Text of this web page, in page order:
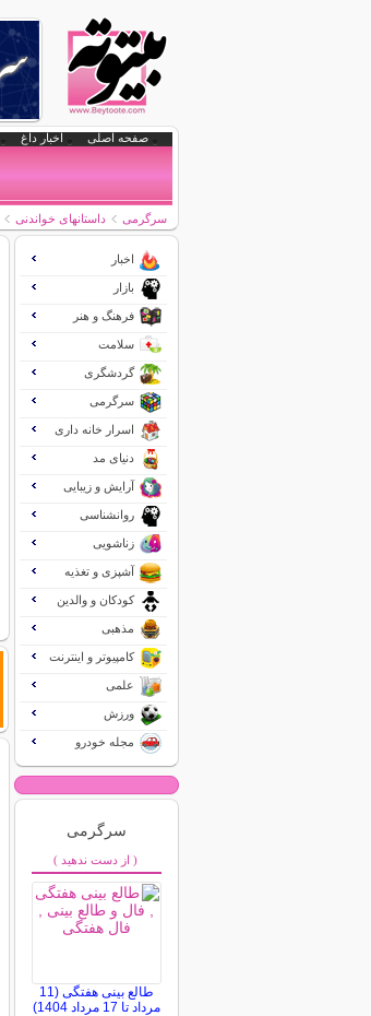
صفحه اصلی اخبار داغ
سرگرمی داستانهای خواندنی
اخبار
بازار
فرهنگ و هنر
سلامت
گردشگری
سرگرمی
اسرار خانه داری
دنیای مد
آرایش و زیبایی
روانشناسی
زناشویی
آشپزی و تغذیه
کودکان و والدین
مذهبی
کامپیوتر و اینترنت
علمی
ورزش
مجله خودرو
سرگرمی
( از دست ندهید )
طالع بینی هفتگی (11
مرداد تا 17 مرداد 1404)